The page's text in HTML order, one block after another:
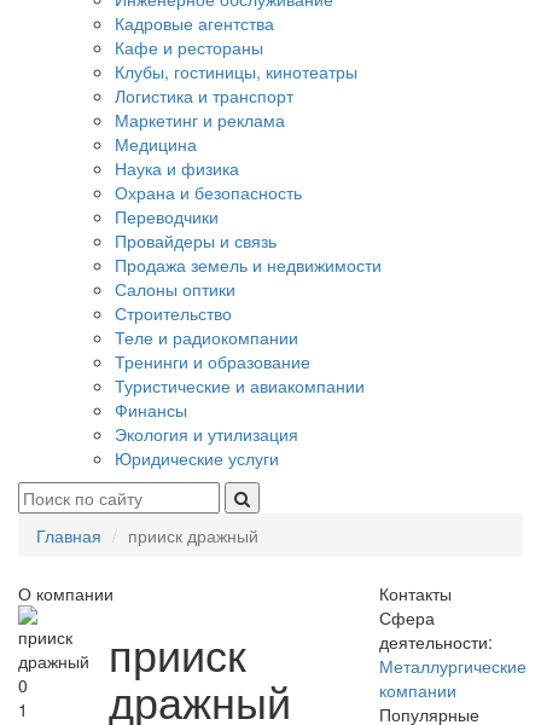
Кадровые агентства
Кафе и рестораны
Клубы, гостиницы, кинотеатры
Логистика и транспорт
Маркетинг и реклама
Медицина
Наука и физика
Охрана и безопасность
Переводчики
Провайдеры и связь
Продажа земель и недвижимости
Салоны оптики
Строительство
Теле и радиокомпании
Тренинги и образование
Туристические и авиакомпании
Финансы
Экология и утилизация
Юридические услуги
Главная прииск дражный
О компании
0
1
прииск
дражный
Контакты
Сфера
деятельности:
Металлургические
компании
Популярные